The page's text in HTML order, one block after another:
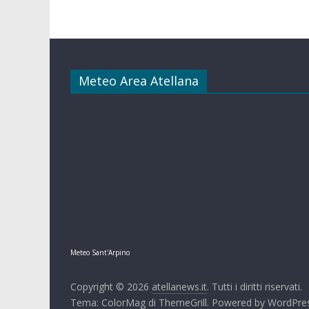
Meteo Area Atellana
Meteo Sant'Arpino
Copyright © 2026 atellanews.it. Tutti i diritti riservati.
Tema: ColorMag di ThemeGrill. Powered by